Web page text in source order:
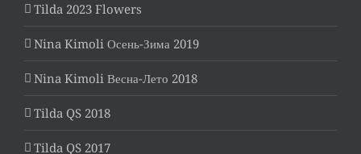
Tilda 2023 Flowers
Nina Kimoli Осень-Зима 2019
Nina Kimoli Весна-Лето 2018
Tilda QS 2018
Tilda QS 2017